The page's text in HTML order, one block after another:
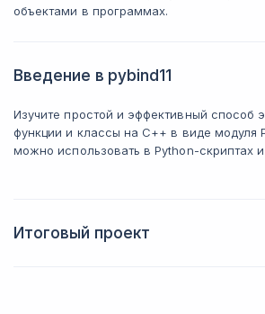
объектами в программах.
Введение в pybind11
Изучите простой и эффективный способ
функции и классы на C++ в виде модуля
можно использовать в Python-скриптах
Итоговый проект